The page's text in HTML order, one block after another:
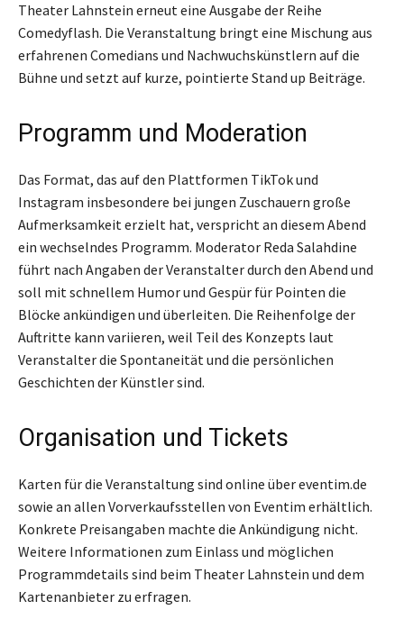
Theater Lahnstein erneut eine Ausgabe der Reihe
Comedyflash. Die Veranstaltung bringt eine Mischung aus
erfahrenen Comedians und Nachwuchskünstlern auf die
Bühne und setzt auf kurze, pointierte Stand up Beiträge.
Programm und Moderation
Das Format, das auf den Plattformen TikTok und
Instagram insbesondere bei jungen Zuschauern große
Aufmerksamkeit erzielt hat, verspricht an diesem Abend
ein wechselndes Programm. Moderator Reda Salahdine
führt nach Angaben der Veranstalter durch den Abend und
soll mit schnellem Humor und Gespür für Pointen die
Blöcke ankündigen und überleiten. Die Reihenfolge der
Auftritte kann variieren, weil Teil des Konzepts laut
Veranstalter die Spontaneität und die persönlichen
Geschichten der Künstler sind.
Organisation und Tickets
Karten für die Veranstaltung sind online über eventim.de
sowie an allen Vorverkaufsstellen von Eventim erhältlich.
Konkrete Preisangaben machte die Ankündigung nicht.
Weitere Informationen zum Einlass und möglichen
Programmdetails sind beim Theater Lahnstein und dem
Kartenanbieter zu erfragen.